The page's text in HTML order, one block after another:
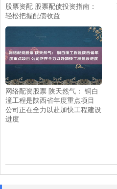
股票资配 股票配债投资指南：
轻松把握配债收益
网络配资股票 陕天然气： 铜白
潼工程是陕西省年度重点项目
公司正在全力以赴加快工程建设
进度